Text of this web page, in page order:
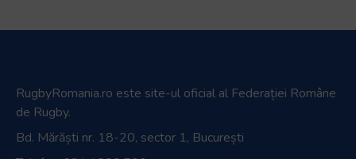
RugbyRomania.ro este site-ul oficial al Federației Române
de Rugby.
Bd. Mărăști nr. 18-20, sector 1, București